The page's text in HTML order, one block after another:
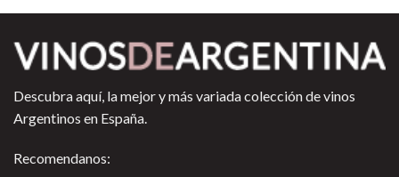
Descubra aquí, la mejor y más variada colección de vinos
Argentinos en España.
Recomendanos: